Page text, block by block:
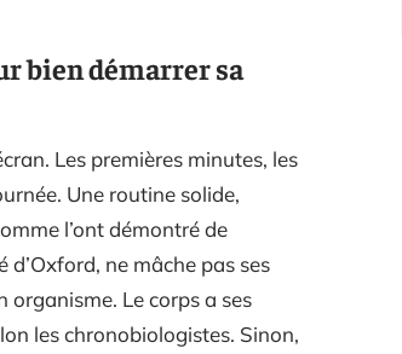
bien démarrer sa
Les premières minutes, les
Une routine solide,
l’ont démontré de
ne mâche pas ses
organisme. Le corps a ses
les chronobiologistes. Sinon,